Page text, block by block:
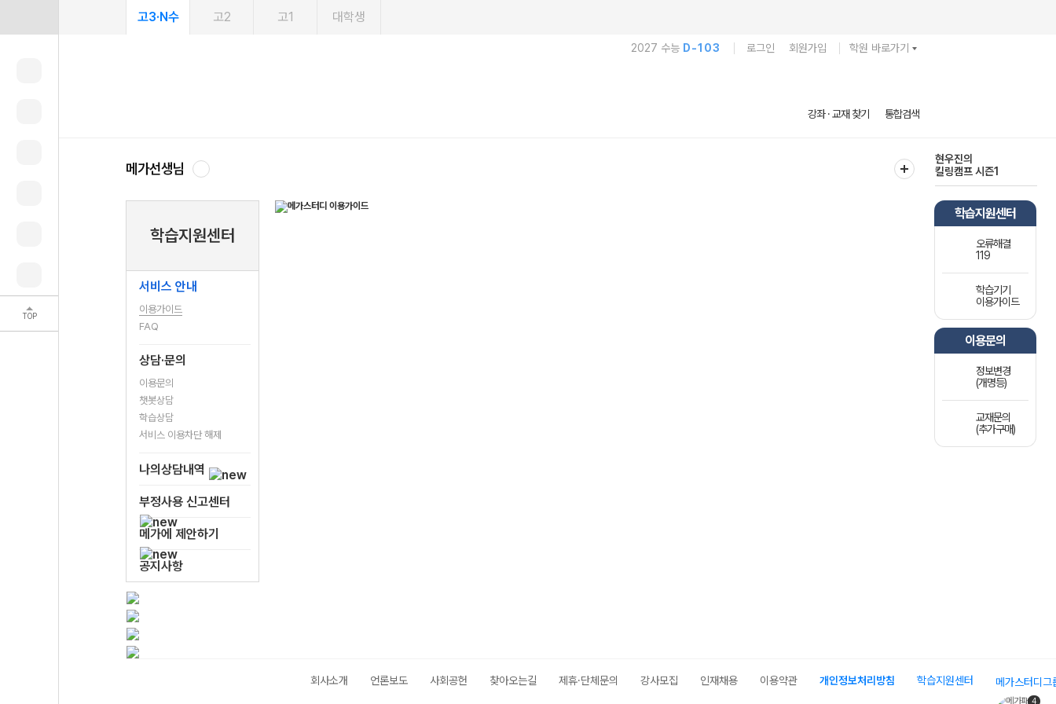
TOP
고3·N수 고2 고1 대학생
2027 수능 D-103 로그인 회원가입 학원 바로가기
강좌 · 교재 찾기 통합검색
메가선생님
현우진의
킬링캠프 시즌1
학습지원센터
서비스 안내
이용가이드
FAQ
상담·문의
이용문의
챗봇상담
학습상담
서비스 이용차단 해제
나의상담내역
부정사용 신고센터
메가에 제안하기
공지사항
학습지원센터
오류해결
119
학습기기
이용가이드
이용문의
정보변경
(개명등)
교재문의
(추가구매)
4
회사소개 언론보도 사회공헌 찾아오는길 제휴·단체문의 강사모집 인재채용 이용약관 개인정보처리방침 학습지원센터 메가스터디그